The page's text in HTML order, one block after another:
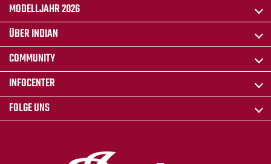
MODELLJAHR 2026
ÜBER INDIAN
COMMUNITY
INFOCENTER
FOLGE UNS